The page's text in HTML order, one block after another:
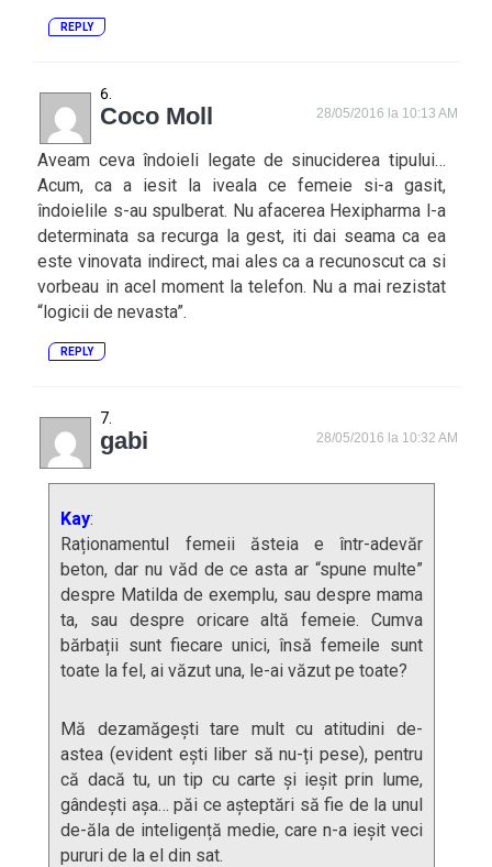
REPLY
Coco Moll 28/05/2016 la 10:13 AM
Aveam ceva îndoieli legate de sinuciderea tipului…
Acum, ca a iesit la iveala ce femeie si-a gasit,
îndoielile s-au spulberat. Nu afacerea Hexipharma l-a
determinata sa recurga la gest, iti dai seama ca ea
este vinovata indirect, mai ales ca a recunoscut ca si
vorbeau in acel moment la telefon. Nu a mai rezistat
“logicii de nevasta”.
REPLY
gabi 28/05/2016 la 10:32 AM
Kay:
Raționamentul femeii ăsteia e într-adevăr
beton, dar nu văd de ce asta ar “spune multe”
despre Matilda de exemplu, sau despre mama
ta, sau despre oricare altă femeie. Cumva
bărbații sunt fiecare unici, însă femeile sunt
toate la fel, ai văzut una, le-ai văzut pe toate?
Mă dezamăgești tare mult cu atitudini de-
astea (evident ești liber să nu-ți pese), pentru
că dacă tu, un tip cu carte și ieșit prin lume,
gândești așa… păi ce așteptări să fie de la unul
de-ăla de inteligență medie, care n-a ieșit veci
pururi de la el din sat.